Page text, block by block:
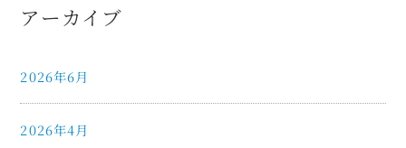
アーカイブ
2026年6月
2026年4月